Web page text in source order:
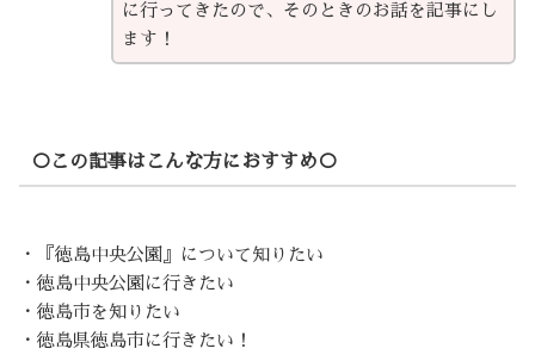
に行ってきたので、そのときのお話を記事にし
ます！
○この記事はこんな方におすすめ○
・『徳島中央公園』について知りたい
・徳島中央公園に行きたい
・徳島市を知りたい
・徳島県徳島市に行きたい！